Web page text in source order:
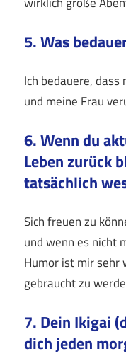
5. Was
Ich bedauere,
und meine Frau
6. Wenn du
Leben zurück
tatsächlich
Sich freuen zu
und wenn es nicht
Humor ist mir sehr
gebraucht zu
7. Dein Ikigai
dich jeden